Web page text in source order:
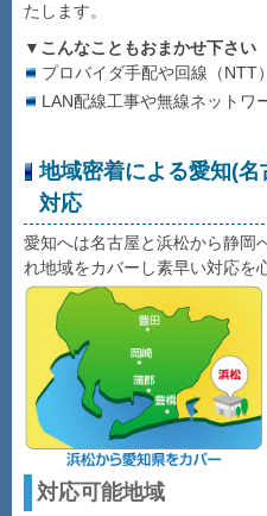
たします。
▼こんなこともおまかせ下さい
プロバイダ手配や回線（NTT
LAN配線工事や無線ネットワ
地域密着による愛知(
対応
愛知へは名古屋と浜松から静岡
れ地域をカバーし素早い対応を
対応可能地域